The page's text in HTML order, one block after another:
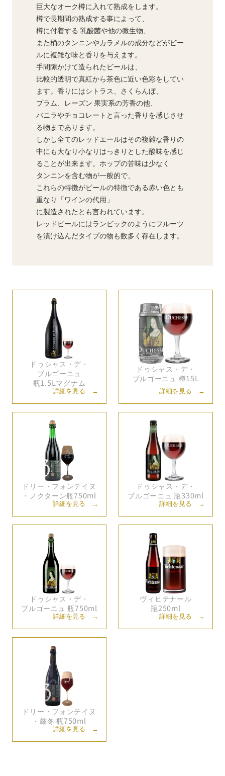
巨大なオーク樽に入れて熟成をします。
樽で長期間の熟成する事によって、
樽に付着する 乳酸菌や他の微生物、
また桶のタンニンやカラメルの成分などがビー
ルに複雑な味と香りを与えます。
手間隙かけて造られたビールは、
比較的透明で真紅から茶色に近い色彩をしてい
ます。香りにはシトラス、さくらんぼ、
プラム、レーズン 果実系の芳香の他、
バニラやチョコレートと言った香りを感じさせ
る物まであります。
しかし全てのレッドエールはその複雑な香りの
中にも大なり小なりはっきりとした酸味を感じ
ることが出来ます。ホップの苦味は少なく
タンニンを含む物が一般的で、
これらの特徴がビールの特徴である赤い色とも
重なり「ワインの代用」
に製造されたとも言われています。
レッドビールにはランビックのようにフルーツ
を漬け込んだタイプの物も数多く存在します。
ドゥシャス・ デ・
ブルゴーニュ
瓶1.5Lマグナム
詳細を見る →
ドゥシャス・ デ・
ブルゴーニュ 樽15L
詳細を見る →
ドリー・ フォンテイヌ
・ ノクターン瓶750ml
詳細を見る →
ドゥシャス・ デ・
ブルゴーニュ 瓶330ml
詳細を見る →
ドゥシャス・ デ・
ブルゴーニュ 瓶750ml
詳細を見る →
ヴィヒテナール
瓶250ml
詳細を見る →
ドリー・ フォンテイヌ
・ 厳冬 瓶750ml
詳細を見る →